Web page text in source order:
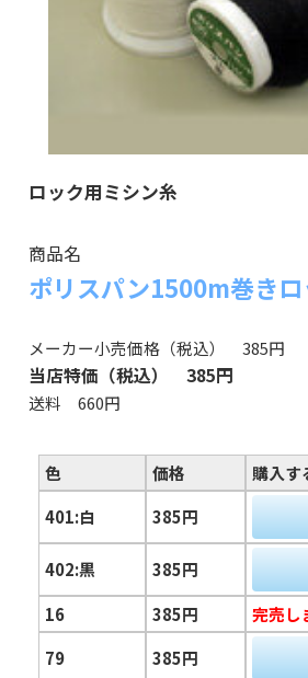
ロック用ミシン糸
商品名
ポリスパン1500m巻き
メーカー小売価格（税込） 385円
当店特価（税込） 385円
送料 660円
色 価格
購入す
401:白
385円
402:黒
385円
16
385円
完売し
79
385円